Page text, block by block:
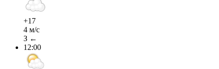
+17
4 м/с
З ←
12:00